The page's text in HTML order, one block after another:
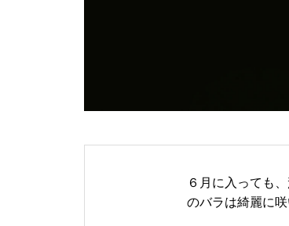
６月に入っても
のバラは綺麗に咲